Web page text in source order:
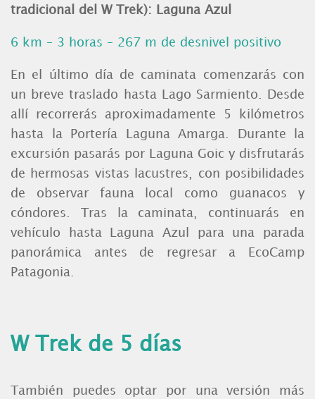
tradicional del W Trek): Laguna Azul
6 km – 3 horas – 267 m de desnivel positivo
En el último día de caminata comenzarás con
un breve traslado hasta Lago Sarmiento. Desde
allí recorrerás aproximadamente 5 kilómetros
hasta la Portería Laguna Amarga.
Durante la
excursión pasarás por Laguna Goic y disfrutarás
de hermosas vistas lacustres, con posibilidades
de observar fauna local como guanacos y
cóndores.
Tras la caminata, continuarás en
vehículo hasta Laguna Azul para una parada
panorámica antes de regresar a EcoCamp
Patagonia.
W Trek de 5 días
También puedes optar por una versión más